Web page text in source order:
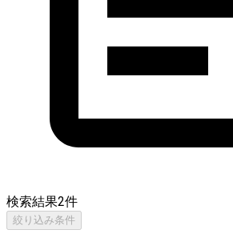
検索結果2件
絞り込み条件